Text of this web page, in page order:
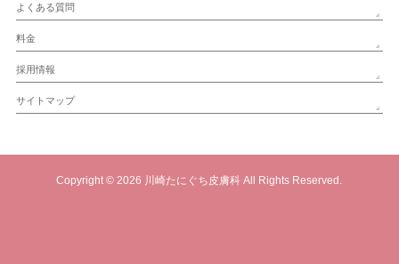
よくある質問
料金
採用情報
サイトマップ
Copyright © 2026 川崎たにぐち皮膚科 All Rights Reserved.